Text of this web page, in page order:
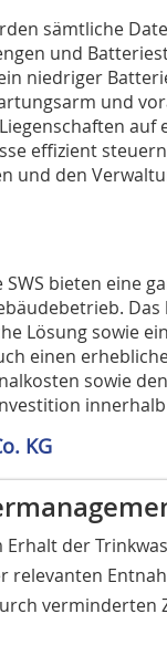
sämtliche
und
niedriger
und
effizient
und den
bieten eine
Lösung sowie
einen
sowie
KG
der
relevanten
verminderten